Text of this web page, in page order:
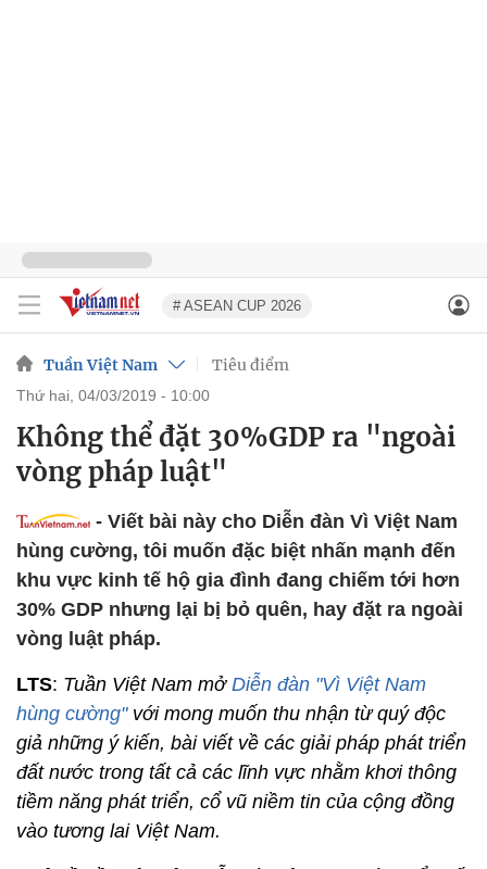
# ASEAN CUP 2026
Tuần Việt Nam Tiêu điểm
thứ hai, 04/03/2019 - 10:00
Không thể đặt 30%GDP ra "ngoài
vòng pháp luật"
- Viết bài này cho Diễn đàn Vì Việt Nam
hùng cường, tôi muốn đặc biệt nhấn mạnh đến
khu vực kinh tế hộ gia đình đang chiếm tới hơn
30% GDP nhưng lại bị bỏ quên, hay đặt ra ngoài
vòng luật pháp.
LTS: Tuần Việt Nam mởDiễn đàn "Vì Việt Nam
hùng cường" với mong muốn thu nhận từ quý độc
giả những ý kiến, bài viết về các giải pháp phát triển
đất nước trong tất cả các lĩnh vực nhằm khơi thông
tiềm năng phát triển, cổ vũ niềm tin của cộng đồng
vào tương lai Việt Nam.